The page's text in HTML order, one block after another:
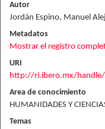
Autor
Jordán Espino, Manuel
Metadatos
Mostrar el registro
URI
http://ri.ibero.mx/
Area de conocimiento
HUMANIDADES Y
Temas